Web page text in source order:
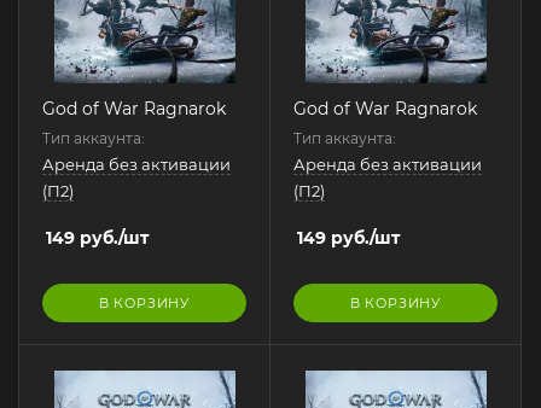
God of War Ragnarok
Тип аккаунта:
Аренда без активации
(П2)
149 руб./шт
В КОРЗИНУ
God of War Ragnarok
Тип аккаунта:
Аренда без активации
(П2)
149 руб./шт
В КОРЗИНУ